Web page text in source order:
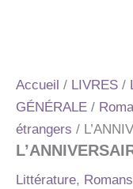
Accueil / LIVRES /
GÉNÉRALE /
étrangers /
Littérature,